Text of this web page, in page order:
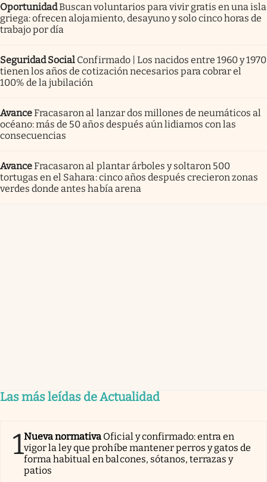
OportunidadBuscan voluntarios para vivir gratis en una isla
griega: ofrecen alojamiento, desayuno y solo cinco horas de
trabajo por día
Seguridad Social Confirmado | Los nacidos entre 1960 y 1970
tienen los años de cotización necesarios para cobrar el
100% de la jubilación
AvanceFracasaron al lanzar dos millones de neumáticos al
océano: más de 50 años después aún lidiamos con las
consecuencias
AvanceFracasaron al plantar árboles y soltaron 500
tortugas en el Sahara: cinco años después crecieron zonas
verdes donde antes había arena
Las más leídas de Actualidad
1Nueva normativa Oficial y confirmado: entra en
vigor la ley que prohíbe mantener perros y gatos de
forma habitual en balcones, sótanos, terrazas y
patios